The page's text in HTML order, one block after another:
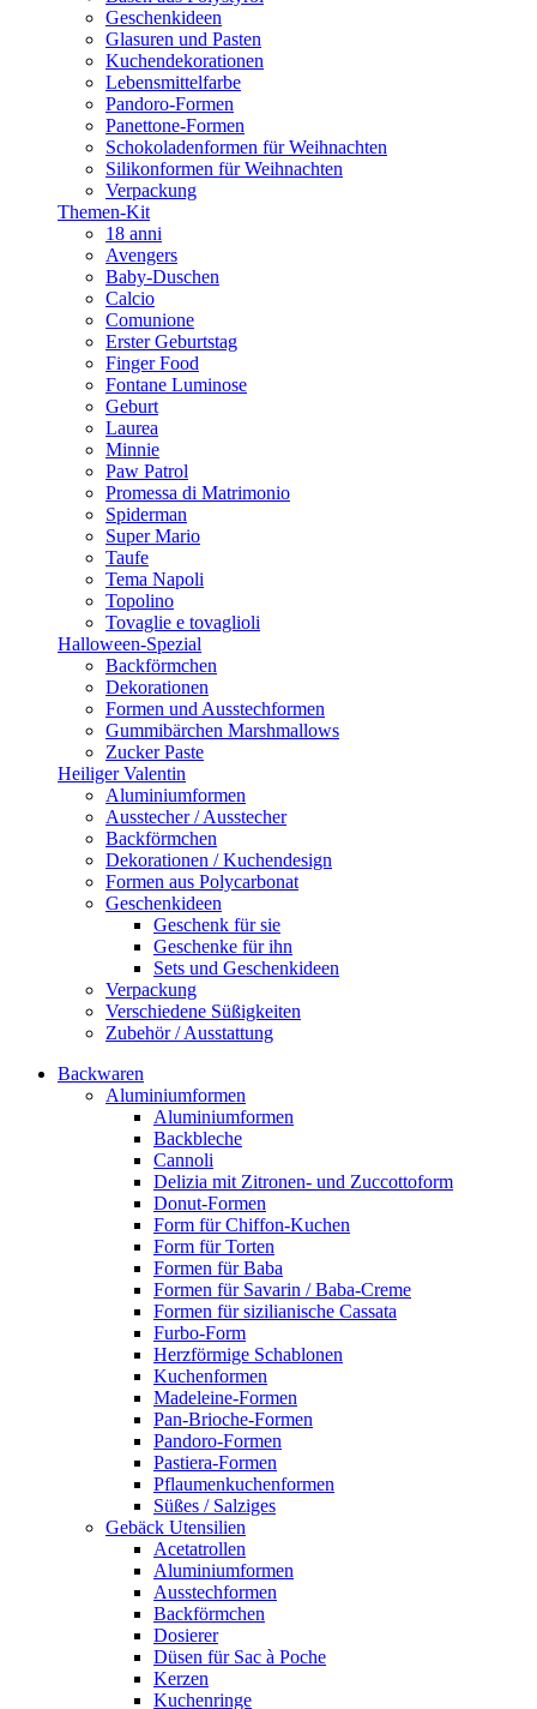
Geschenkideen
Glasuren und Pasten
Kuchendekorationen
Lebensmittelfarbe
Pandoro-Formen
Panettone-Formen
Schokoladenformen für Weihnachten
Silikonformen für Weihnachten
Verpackung
Themen-Kit
18 anni
Avengers
Baby-Duschen
Calcio
Comunione
Erster Geburtstag
Finger Food
Fontane Luminose
Geburt
Laurea
Minnie
Paw Patrol
Promessa di Matrimonio
Spiderman
Super Mario
Taufe
Tema Napoli
Topolino
Tovaglie e tovaglioli
Halloween-Spezial
Backförmchen
Dekorationen
Formen und Ausstechformen
Gummibärchen Marshmallows
Zucker Paste
Heiliger Valentin
Aluminiumformen
Ausstecher / Ausstecher
Backförmchen
Dekorationen / Kuchendesign
Formen aus Polycarbonat
Geschenkideen
Geschenk für sie
Geschenke für ihn
Sets und Geschenkideen
Verpackung
Verschiedene Süßigkeiten
Zubehör / Ausstattung
Backwaren
Aluminiumformen
Aluminiumformen
Backbleche
Cannoli
Delizia mit Zitronen- und Zuccottoform
Donut-Formen
Form für Chiffon-Kuchen
Form für Torten
Formen für Baba
Formen für Savarin / Baba-Creme
Formen für sizilianische Cassata
Furbo-Form
Herzförmige Schablonen
Kuchenformen
Madeleine-Formen
Pan-Brioche-Formen
Pandoro-Formen
Pastiera-Formen
Pflaumenkuchenformen
Süßes / Salziges
Gebäck Utensilien
Acetatrollen
Aluminiumformen
Ausstechformen
Backförmchen
Dosierer
Düsen für Sac à Poche
Kerzen
Kuchenringe